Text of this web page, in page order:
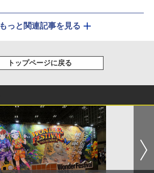
もっと関連記事を見る
トップページに戻る